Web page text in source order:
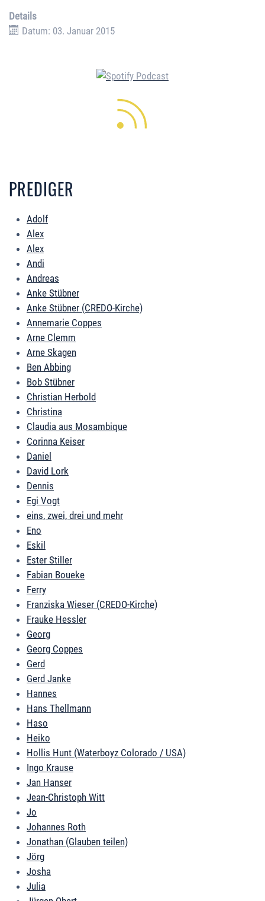
Details
Datum: 03. Januar 2015
PREDIGER
Adolf
Alex
Alex
Andi
Andreas
Anke Stübner
Anke Stübner (CREDO-Kirche)
Annemarie Coppes
Arne Clemm
Arne Skagen
Ben Abbing
Bob Stübner
Christian Herbold
Christina
Claudia aus Mosambique
Corinna Keiser
Daniel
David Lork
Dennis
Egi Vogt
eins, zwei, drei und mehr
Eno
Eskil
Ester Stiller
Fabian Boueke
Ferry
Franziska Wieser (CREDO-Kirche)
Frauke Hessler
Georg
Georg Coppes
Gerd
Gerd Janke
Hannes
Hans Thellmann
Haso
Heiko
Hollis Hunt (Waterboyz Colorado / USA)
Ingo Krause
Jan Hanser
Jean-Christoph Witt
Jo
Johannes Roth
Jonathan (Glauben teilen)
Jörg
Josha
Julia